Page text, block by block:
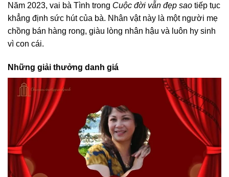
Năm 2023, vai bà Tình trong Cuộc đời vẫn đẹp sao tiếp tục
khẳng định sức hút của bà. Nhân vật này là một người mẹ
chồng bán hàng rong, giàu lòng nhân hậu và luôn hy sinh
vì con cái.
Những giải thưởng danh giá